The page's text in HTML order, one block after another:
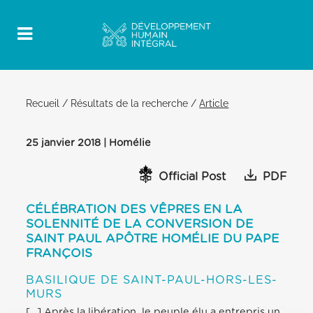
Recueil / Résultats de la recherche /Article
25 janvier 2018 | Homélie
Official Post PDF
CÉLÉBRATION DES VÊPRES EN LA
SOLENNITÉ DE LA CONVERSION DE
SAINT PAUL APÔTRE HOMÉLIE DU PAPE
FRANÇOIS
BASILIQUE DE SAINT-PAUL-HORS-LES-
MURS